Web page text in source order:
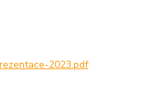
2023.pdf